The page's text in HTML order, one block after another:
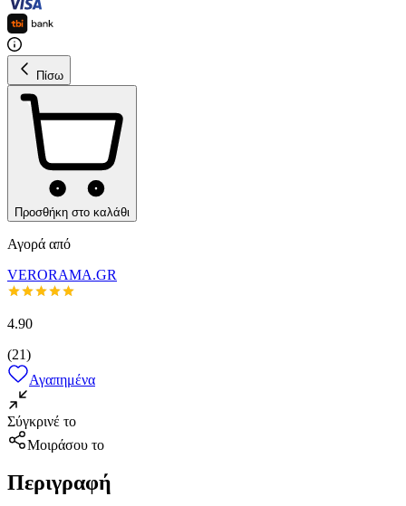
Πίσω
Προσθήκη στο καλάθι
Αγορά από
VERORAMA.GR
4.90
(21)
Αγαπημένα
Σύγκρινέ το
Μοιράσου το
Περιγραφή